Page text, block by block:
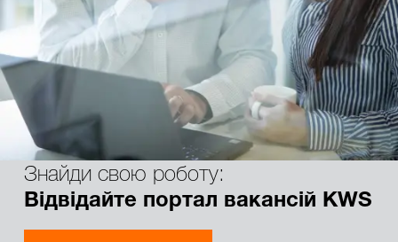
Знайди свою роботу:
Відвідайте портал вакансій KWS